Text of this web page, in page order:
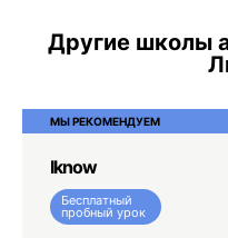
Другие школы
МЫ РЕКОМЕНДУЕМ
Iknow
Бесплатный
пробный урок